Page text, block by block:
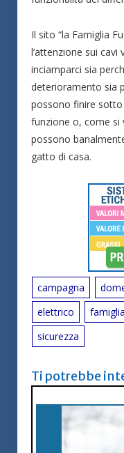
Il sito “la Famiglia
l’attenzione sui cavi
inciamparci sia
deterioramento sia
possono finire sotto
funzione o, come si
possono
gatto di casa.
campagna
elettrico
famiglia
sicurezza
Ti potrebbe